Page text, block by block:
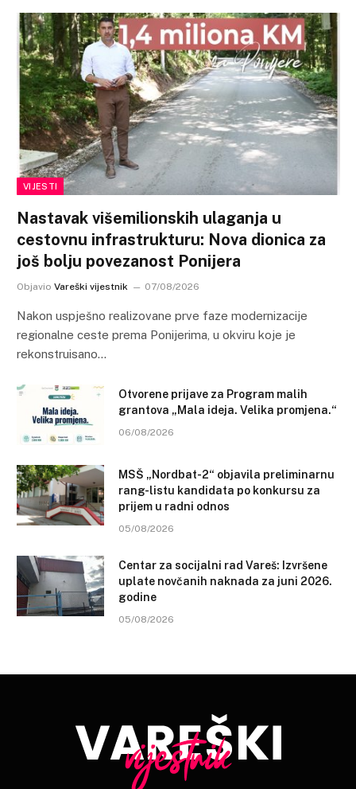
VIJESTI
Nastavak višemilionskih ulaganja u
cestovnu infrastrukturu: Nova dionica za
još bolju povezanost Ponijera
Objavio Vareški vijestnik 07/08/2026
Nakon uspješno realizovane prve faze modernizacije
regionalne ceste prema Ponijerima, u okviru koje je
rekonstruisano…
Otvorene prijave za Program malih
grantova „Mala ideja. Velika promjena.“
06/08/2026
MSŠ „Nordbat-2“ objavila preliminarnu
rang-listu kandidata po konkursu za
prijem u radni odnos
05/08/2026
Centar za socijalni rad Vareš: Izvršene
uplate novčanih naknada za juni 2026.
godine
05/08/2026